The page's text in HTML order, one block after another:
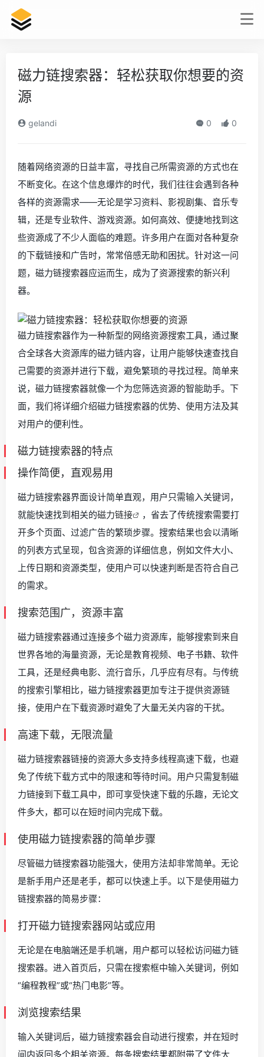
磁力链搜索器：轻松获取你想要的资
源
gelandi 0 0
随着网络资源的日益丰富，寻找自己所需资源的方式也在
不断变化。在这个信息爆炸的时代，我们往往会遇到各种
各样的资源需求——无论是学习资料、影视剧集、音乐专
辑，还是专业软件、游戏资源。如何高效、便捷地找到这
些资源成了不少人面临的难题。许多用户在面对各种复杂
的下载链接和广告时，常常倍感无助和困扰。针对这一问
题，磁力链搜索器应运而生，成为了资源搜索的新兴利
器。
磁力链搜索器作为一种新型的网络资源搜索工具，通过聚
合全球各大资源库的磁力链内容，让用户能够快速查找自
己需要的资源并进行下载，避免繁琐的寻找过程。简单来
说，磁力链搜索器就像一个为您筛选资源的智能助手。下
面，我们将详细介绍磁力链搜索器的优势、使用方法及其
对用户的便利性。
磁力链搜索器的特点
操作简便，直观易用
磁力链搜索器界面设计简单直观，用户只需输入关键词，
就能快速找到相关的磁力链接
，省去了传统搜索需要打
开多个页面、过滤广告的繁琐步骤。搜索结果也会以清晰
的列表方式呈现，包含资源的详细信息，例如文件大小、
上传日期和资源类型，使用户可以快速判断是否符合自己
的需求。
搜索范围广，资源丰富
磁力链搜索器通过连接多个磁力资源库，能够搜索到来自
世界各地的海量资源，无论是教育视频、电子书籍、软件
工具，还是经典电影、流行音乐，几乎应有尽有。与传统
的搜索引擎相比，磁力链搜索器更加专注于提供资源链
接，使用户在下载资源时避免了大量无关内容的干扰。
高速下载，无限流量
磁力链搜索器链接的资源大多支持多线程高速下载，也避
免了传统下载方式中的限速和等待时间。用户只需复制磁
力链接到下载工具中，即可享受快速下载的乐趣，无论文
件多大，都可以在短时间内完成下载。
使用磁力链搜索器的简单步骤
尽管磁力链搜索器功能强大，使用方法却非常简单。无论
是新手用户还是老手，都可以快速上手。以下是使用磁力
链搜索器的简易步骤：
打开磁力链搜索器网站或应用
无论是在电脑端还是手机端，用户都可以轻松访问磁力链
搜索器。进入首页后，只需在搜索框中输入关键词，例如
“编程教程”或“热门电影”等。
浏览搜索结果
输入关键词后，磁力链搜索器会自动进行搜索，并在短时
间内返回多个相关资源。每条搜索结果都附带了文件大